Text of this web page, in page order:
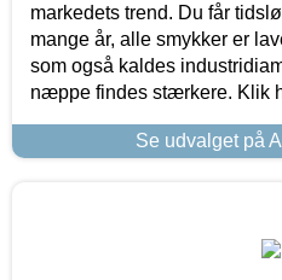
markedets trend. Du får
mange år, alle smykker er
som også kaldes
næppe findes stærkere. Klik
Se udvalget på